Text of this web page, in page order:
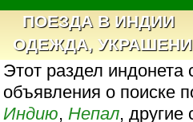
ПОЕЗДА В ИНДИИ
ОДЕЖДА,
Этот раздел индонета
объявления о поиске
Индию,Непал,